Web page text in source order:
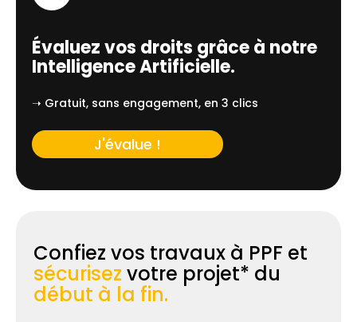
Évaluez vos droits grâce à notre
Intelligence Artificielle.
➝ Gratuit, sans engagement, en 3 clics
J'évalue !
Confiez vos travaux à PPF et
sécurisez votre projet* du
début à la fin.